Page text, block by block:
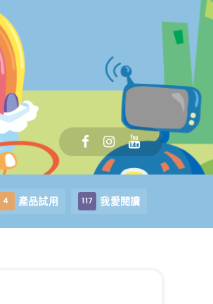
4 產品試用 117 我愛閱讀